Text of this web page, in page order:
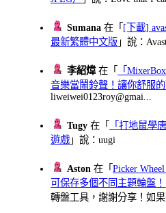
Sumana 在「 [下載]
最新繁體中文版 」說：
李紹煒在「
「
音樂當鬧鈴聲！讓你舒服
liweiwei0123roy@gmai...
Tugy 在「
「打地鼠學
遊戲 」說：uugi
Aston 在「Picker
可保存多個不同主題輪盤！
轉盤工具，謝謝分享！如果